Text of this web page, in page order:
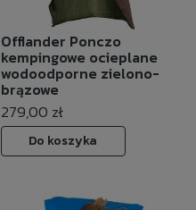
Offlander Ponczo
kempingowe ocieplane
wodoodporne zielono-
brązowe
279,00 zł
Do koszyka